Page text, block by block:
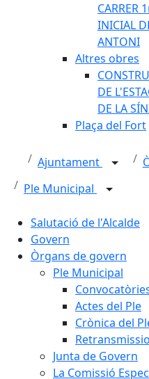
CARRER
INICIAL
ANTONI
Altres obres
DE
DE LA
Plaça del Fort
Ajuntament
Ple Municipal
Salutació de l'Alcalde
Govern
Òrgans de govern
Ple Municipal
Actes del Ple
Crònica del
Junta de Govern
La Comissió